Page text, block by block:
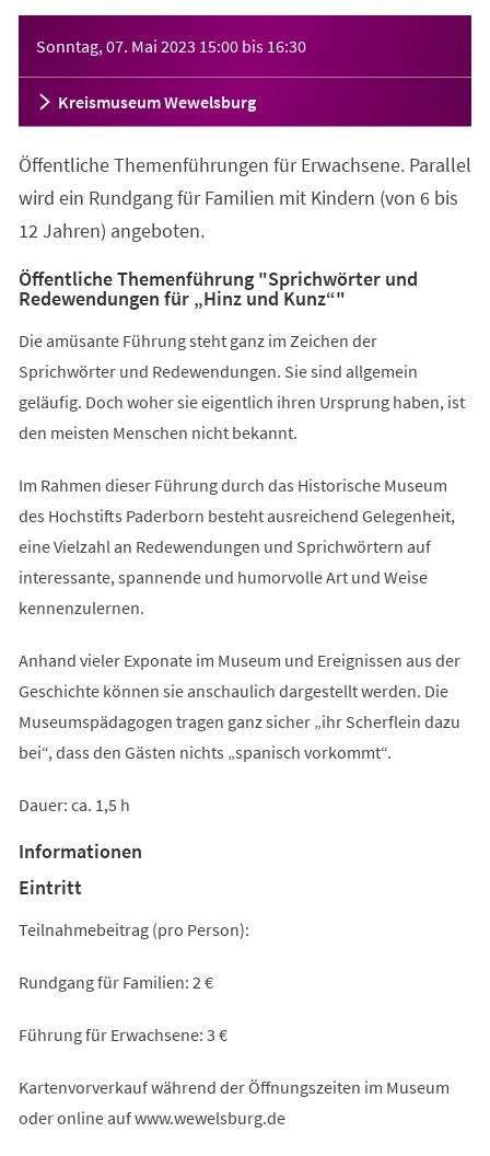
Sonntag, 07. Mai 2023 15:00 bis 16:30
Kreismuseum Wewelsburg
Öffentliche Themenführungen für Erwachsene. Parallel
wird ein Rundgang für Familien mit Kindern (von 6 bis
12 Jahren) angeboten.
Öffentliche Themenführung "Sprichwörter und
Redewendungen für „Hinz und Kunz“"
Die amüsante Führung steht ganz im Zeichen der
Sprichwörter und Redewendungen. Sie sind allgemein
geläufig. Doch woher sie eigentlich ihren Ursprung haben, ist
den meisten Menschen nicht bekannt.
Im Rahmen dieser Führung durch das Historische Museum
des Hochstifts Paderborn besteht ausreichend Gelegenheit,
eine Vielzahl an Redewendungen und Sprichwörtern auf
interessante, spannende und humorvolle Art und Weise
kennenzulernen.
Anhand vieler Exponate im Museum und Ereignissen aus der
Geschichte können sie anschaulich dargestellt werden. Die
Museumspädagogen tragen ganz sicher „ihr Scherflein dazu
bei“, dass den Gästen nichts „spanisch vorkommt“.
Dauer: ca. 1,5 h
Informationen
Eintritt
Teilnahmebeitrag (pro Person):
Rundgang für Familien: 2 €
Führung für Erwachsene: 3 €
Kartenvorverkauf während der Öffnungszeiten im Museum
oder online auf www.wewelsburg.de